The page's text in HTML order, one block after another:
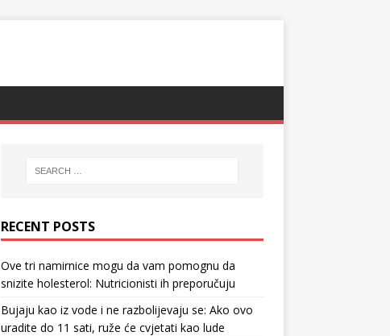
RECENT POSTS
Ove tri namirnice mogu da vam pomognu da
snizite holesterol: Nutricionisti ih preporučuju
Bujaju kao iz vode i ne razbolijevaju se: Ako ovo
uradite do 11 sati, ruže će cvjetati kao lude